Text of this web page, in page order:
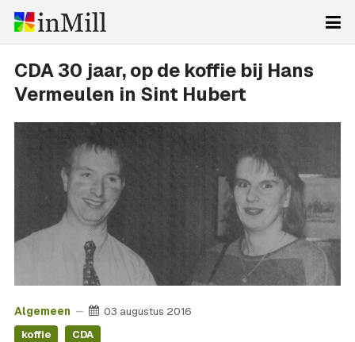
CDA 30 jaar, op de koffie bij Hans
Vermeulen in Sint Hubert
Algemeen 03 augustus 2016
koffie CDA